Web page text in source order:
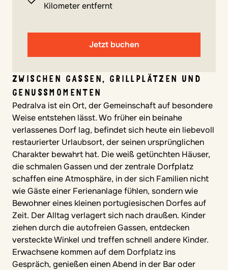
Kilometer entfernt
Jetzt buchen
ZWISCHEN GASSEN, GRILLPLÄTZEN UND
GENUSSMOMENTEN
ChatGPT:
Pedralva ist ein Ort, der Gemeinschaft auf besondere
Weise entstehen lässt. Wo früher ein beinahe
verlassenes Dorf lag, befindet sich heute ein liebevoll
restaurierter Urlaubsort, der seinen ursprünglichen
Charakter bewahrt hat. Die weiß getünchten Häuser,
die schmalen Gassen und der zentrale Dorfplatz
schaffen eine Atmosphäre, in der sich Familien nicht
wie Gäste einer Ferienanlage fühlen, sondern wie
Bewohner eines kleinen portugiesischen Dorfes auf
Zeit. Der Alltag verlagert sich nach draußen. Kinder
ziehen durch die autofreien Gassen, entdecken
versteckte Winkel und treffen schnell andere Kinder.
Erwachsene kommen auf dem Dorfplatz ins
Gespräch, genießen einen Abend in der Bar oder